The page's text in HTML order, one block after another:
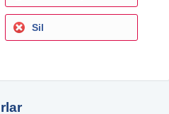
Hotel 4* - Standard Twin
Batumi 4* - Standard
USD
Sil